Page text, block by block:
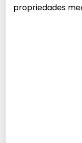
propriedades